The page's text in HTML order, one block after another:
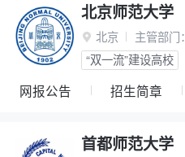
北京师范大学
 北京 主管部门：
“双一流”建设高校
网报公告 招生简章
首都师范大学